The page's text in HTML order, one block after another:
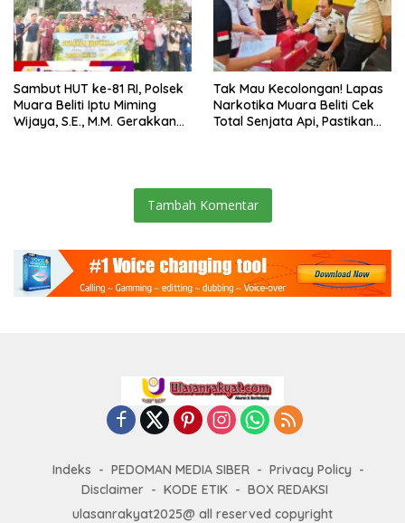
Sambut HUT ke-81 RI, Polsek
Muara Beliti Iptu Miming
Wijaya, S.E., M.M. Gerakkan
Tak Mau Kecolongan! Lapas
Narkotika Muara Beliti Cek
Total Senjata Api, Pastikan
Tambah Komentar
Indeks PEDOMAN MEDIA SIBER
Privacy Policy
Disclaimer
KODE ETIK
BOX REDAKSI
ulasanrakyat2025@ all reserved copyright